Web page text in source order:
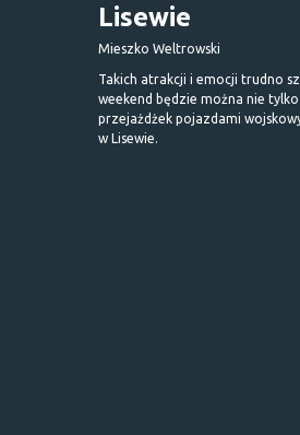
Lisewie
Mieszko Weltrowski
Takich atrakcji i emocji trudno
weekend będzie można nie
przejażdżek pojazdami
w Lisewie.